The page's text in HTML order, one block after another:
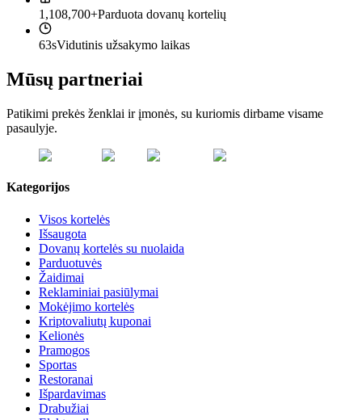
1,108,700+Parduota dovanų kortelių
63sVidutinis užsakymo laikas
Mūsų partneriai
Patikimi prekės ženklai ir įmonės, su kuriomis dirbame visame
pasaulyje.
Kategorijos
Visos kortelės
Išsaugota
Dovanų kortelės su nuolaida
Parduotuvės
Žaidimai
Reklaminiai pasiūlymai
Mokėjimo kortelės
Kriptovaliutų kuponai
Kelionės
Pramogos
Sportas
Restoranai
Išpardavimas
Drabužiai